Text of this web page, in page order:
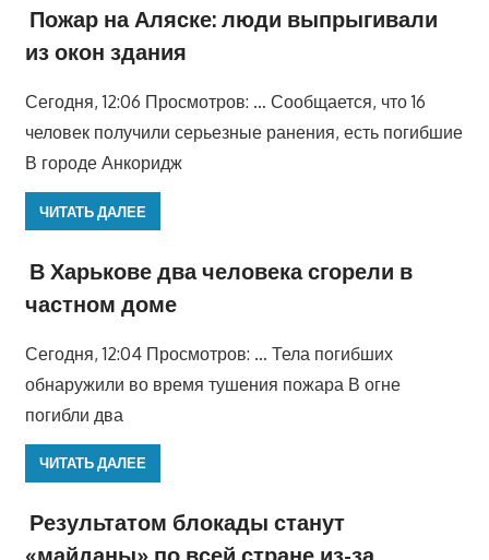
Пожар на Аляске: люди выпрыгивали
из окон здания
Сегодня, 12:06 Просмотров: … Сообщается, что 16
человек получили серьезные ранения, есть погибшие
В городе Анкоридж
ЧИТАТЬ ДАЛЕЕ
В Харькове два человека сгорели в
частном доме
Сегодня, 12:04 Просмотров: … Тела погибших
обнаружили во время тушения пожара В огне
погибли два
ЧИТАТЬ ДАЛЕЕ
Результатом блокады станут